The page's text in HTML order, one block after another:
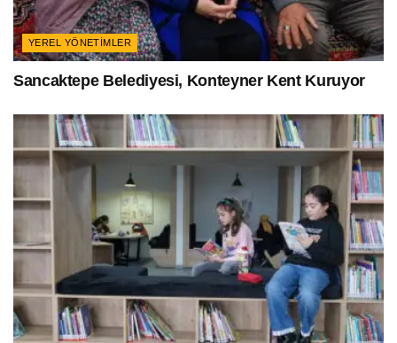
YEREL YÖNETIMLER
Sancaktepe Belediyesi, Konteyner Kent Kuruyor